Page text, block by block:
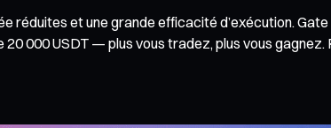
réduites et une grande efficacité d’exécution.
000 USDT — plus vous tradez, plus vous